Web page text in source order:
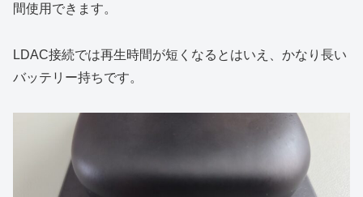
間使用できます。
LDAC接続では再生時間が短くなるとはいえ、かなり長い
バッテリー持ちです。